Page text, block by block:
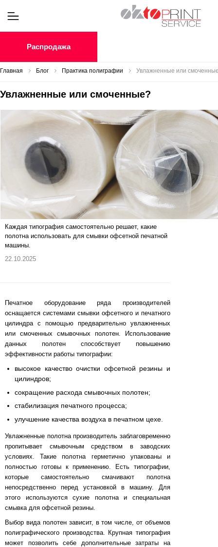
Распродажа
Главная Блог Практика полиграфии Увлажненные или
Увлажненные или смоченные?
Каждая типография самостоятельно решает, какие
полотна использовать для смывки офсетной печатной
машины.
22.10.2025
Печатное оборудование ряда производителей
оснащается системами смывки офсетного и печатного
цилиндра с помощью предварительно увлажненных
или смоченных смывочных полотен. Использование
данных полотен способствует повышению
эффективности работы типографии:
высокое качество очистки офсетной резины и
цилиндров;
сокращение расхода смывочных полотен;
стабилизация печатного процесса;
улучшение качества воздуха в печатном цехе.
Увлажненные полотна производитель заблаговременно
пропитывает смывочным средством в заводских
условиях. Такие полотна герметично упакованы и
полностью готовы к применению. Есть типографии,
которые самостоятельно смачивают полотна
непосредственно перед установкой в машину. Для
этого используются сухие полотна и специальная
смывка для офсетной резины.
Выбор вида полотен зависит, в том числе, от объемов
полиграфического производства. Крупная типография
может позволить себе дополнительные затраты на